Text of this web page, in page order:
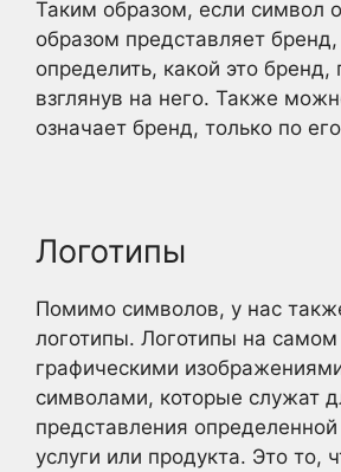
Таким образом, если символ
образом представляет
определить, какой это бренд,
взглянув на него. Также
означает бренд, только по
Логотипы
Помимо символов, у нас
логотипы. Логотипы на
графическими
символами, которые служат
представления
услуги или продукта. Это то,